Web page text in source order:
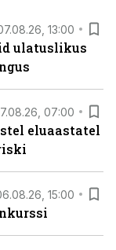
13:00
ulatuslikus
07:00
eluaastatel
15:00